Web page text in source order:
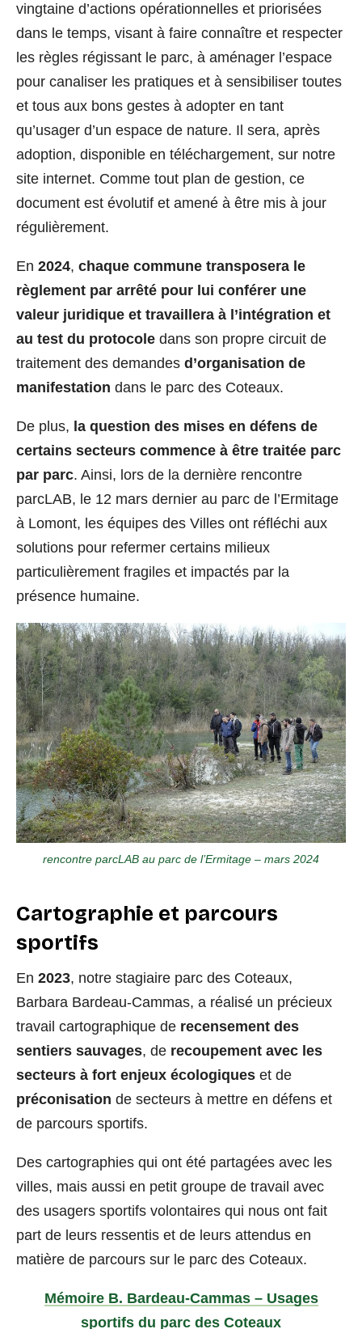
vingtaine d’actions opérationnelles et priorisées
dans le temps, visant à faire connaître et respecter
les règles régissant le parc, à aménager l’espace
pour canaliser les pratiques et à sensibiliser toutes
et tous aux bons gestes à adopter en tant
qu’usager d’un espace de nature. Il sera, après
adoption, disponible en téléchargement, sur notre
site internet. Comme tout plan de gestion, ce
document est évolutif et amené à être mis à jour
régulièrement.
En 2024, chaque commune transposera le
règlement par arrêté pour lui conférer une
valeur juridique et travaillera à l’intégration et
au test du protocole dans son propre circuit de
traitement des demandes d’organisation de
manifestation dans le parc des Coteaux.
De plus, la question des mises en défens de
certains secteurs commence à être traitée parc
par parc. Ainsi, lors de la dernière rencontre
parcLAB, le 12 mars dernier au parc de l’Ermitage
à Lomont, les équipes des Villes ont réfléchi aux
solutions pour refermer certains milieux
particulièrement fragiles et impactés par la
présence humaine.
rencontre parcLAB au parc de l’Ermitage – mars 2024
Cartographie et parcours
sportifs
En 2023, notre stagiaire parc des Coteaux,
Barbara Bardeau-Cammas, a réalisé un précieux
travail cartographique de recensement des
sentiers sauvages, de recoupement avec les
secteurs à fort enjeux écologiques et de
préconisation de secteurs à mettre en défens et
de parcours sportifs.
Des cartographies qui ont été partagées avec les
villes, mais aussi en petit groupe de travail avec
des usagers sportifs volontaires qui nous ont fait
part de leurs ressentis et de leurs attendus en
matière de parcours sur le parc des Coteaux.
Mémoire B. Bardeau-Cammas – Usages
sportifs du parc des Coteaux